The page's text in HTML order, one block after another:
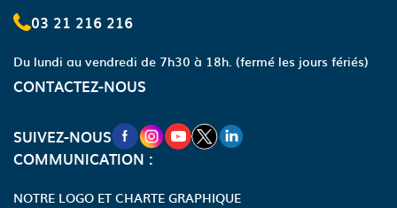
03 21 216 216
Du lundi au vendredi de 7h30 à 18h. (fermé les jours fériés)
CONTACTEZ-NOUS
SUIVEZ-NOUSNOUVELLE FENÊTRE VERS LA PAGE
NOUVELLE FENÊTRE VERS LA
NOUVELLE FENÊTRE VERS LA
NOUVELLE FENÊTRE VERS
NOUVELLE FENÊTRE
COMMUNICATION :
NOTRE LOGO ET CHARTE GRAPHIQUE